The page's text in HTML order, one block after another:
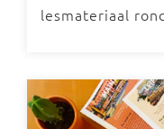
lesmateriaal